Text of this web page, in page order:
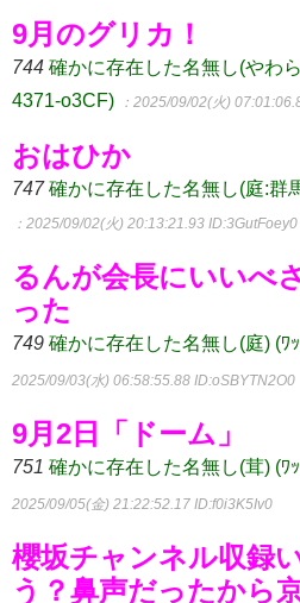
9月のグリカ！
744 確かに存在した名無し(やわ
4371-o3CF)
：2025/09/02(火)
おはひか
747 確かに存在した名無し(庭:群
：2025/09/02(火) 20:13:21.93 ID:3GutFoey0
るんが会長にいいべ
った
749 確かに存在した名無し(庭) (ﾜ
2025/09/03(水) 06:58:55.88 ID:oSBYTN2O0
9月2日「ドーム」
751 確かに存在した名無し(茸) (ﾜ
2025/09/05(金) 21:22:52.17 ID:f0i3K5Iv0
櫻坂チャンネル収録
う？鼻声だったから